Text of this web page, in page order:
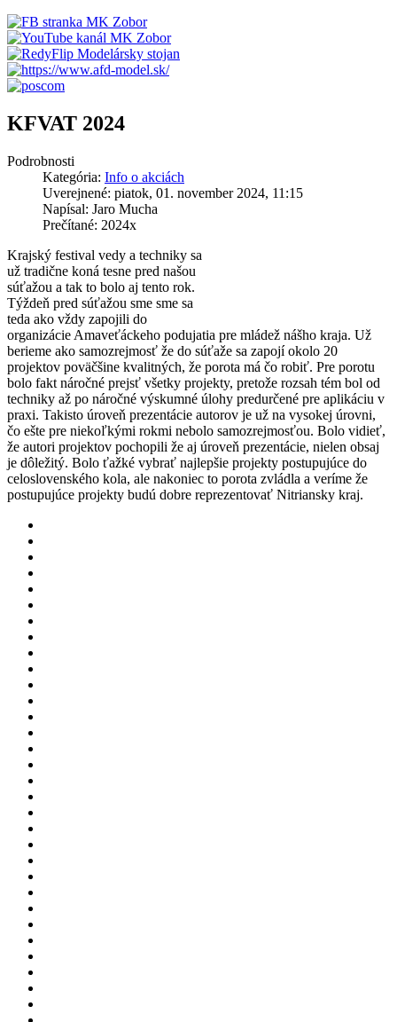
KFVAT 2024
Podrobnosti
Kategória: Info o akciách
Uverejnené: piatok, 01. november 2024, 11:15
Napísal: Jaro Mucha
Prečítané: 2024x
Krajský festival vedy a techniky sa
už tradične koná tesne pred našou
súťažou a tak to bolo aj tento rok.
Týždeň pred súťažou sme sme sa
teda ako vždy zapojili do
organizácie Amaveťáckeho podujatia pre mládež nášho kraja. Už
berieme ako samozrejmosť že do súťaže sa zapojí okolo 20
projektov poväčšine kvalitných, že porota má čo robiť. Pre porotu
bolo fakt náročné prejsť všetky projekty, pretože rozsah tém bol od
techniky až po náročné výskumné úlohy predurčené pre aplikáciu v
praxi. Takisto úroveň prezentácie autorov je už na vysokej úrovni,
čo ešte pre niekoľkými rokmi nebolo samozrejmosťou. Bolo vidieť,
že autori projektov pochopili že aj úroveň prezentácie, nielen obsaj
je dôležitý. Bolo ťažké vybrať najlepšie projekty postupujúce do
celoslovenského kola, ale nakoniec to porota zvládla a veríme že
postupujúce projekty budú dobre reprezentovať Nitriansky kraj.